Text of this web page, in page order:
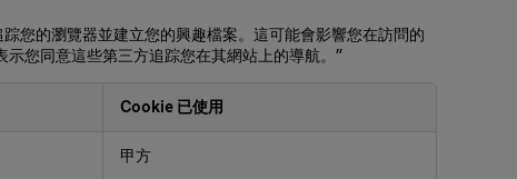
您的瀏覽器並建立您的興趣檔案。這可能會影響您在訪問的
您同意這些第三方追踪您在其網站上的導航。"
Cookie 已使用
甲方